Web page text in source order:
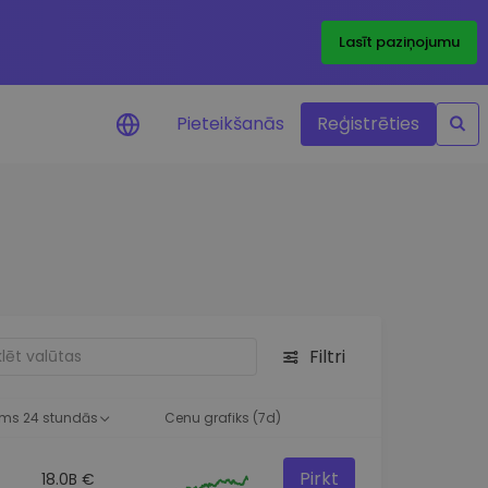
Lasīt paziņojumu
Pieteikšanās Reģistrēties
Filtri
24 stundās Cenu grafiks (7d)
18.0B € Pirkt